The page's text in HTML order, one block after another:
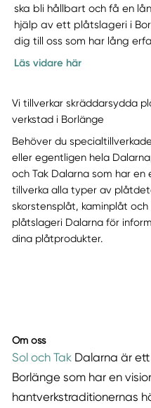
ska bli hållbart och få en
hjälp av ett plåtslageri i
dig till oss som har lång
Läs vidare här
Vi tillverkar skräddarsydda
verkstad i Borlänge
Behöver du
eller egentligen hela
och Tak Dalarna som har en
tillverka alla typer av
skorstensplåt, kaminplåt
plåtslageri Dalarna för
dina plåtprodukter.
Om oss
Sol och TakDalarna är ett
Borlänge som har en
hantverkstraditionernas